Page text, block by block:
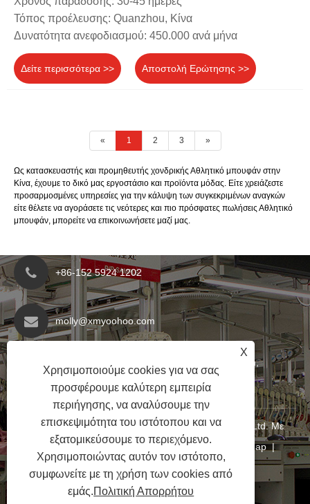
Τόπος προέλευσης: Quanzhou, Κίνα
Δυνατότητα ανεφοδιασμού: 450.000 ανά μήνα
Δείτε περισσότερα >> Αποστολή Ερώτησης >>
« 1 2 3 »
Ως κατασκευαστής και προμηθευτής χονδρικής Αθλητικό μπουφάν στην
Κίνα, έχουμε το δικό μας εργοστάσιο και προϊόντα μόδας. Είτε χρειάζεστε
προσαρμοσμένες υπηρεσίες για την κάλυψη των συγκεκριμένων αναγκών
είτε θέλετε να αγοράσετε τις νεότερες και πιο πρόσφατες πωλήσεις Αθλητικό
μπουφάν, μπορείτε να επικοινωνήσετε μαζί μας.
+86-152 5924 1202
molly@xmyoohoo.com
No.98 Xiangxing Rd, περιοχή Xiang'an, Fujian,
Κίνα. 361101
Copyright © 2024 Xiamen Evaricky Trading Co., Ltd. Με
επιφύλαξη παντός δικαιώματοςLinks Sitemap|
RSS
| Πολιτική Απορρήτου
X
Χρησιμοποιούμε cookies για να σας
προσφέρουμε καλύτερη εμπειρία
περιήγησης, να αναλύσουμε την
επισκεψιμότητα του ιστότοπου και να
εξατομικεύσουμε το περιεχόμενο.
Χρησιμοποιώντας αυτόν τον ιστότοπο,
συμφωνείτε με τη χρήση των cookies από
εμάς.Πολιτική Απορρήτου